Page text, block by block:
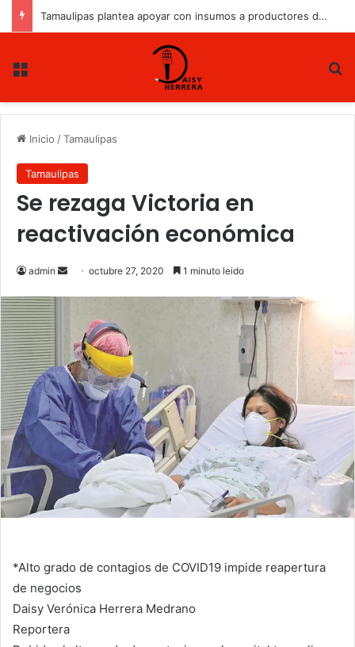
Tamaulipas plantea apoyar con insumos a productores de sorgo y maíz
Inicio /Tamaulipas
Tamaulipas
Se rezaga Victoria en
reactivación económica
admin
n
e
m
a
octubre 27, 2020 1 minuto leido
*Alto grado de contagios de COVID19 impide reapertura
de negocios
Daisy Verónica Herrera Medrano
Reportera